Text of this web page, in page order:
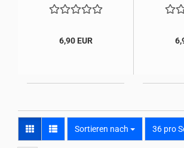
6,90 EUR
Sortieren nach
Sortieren nach 36 pro
pro Seite